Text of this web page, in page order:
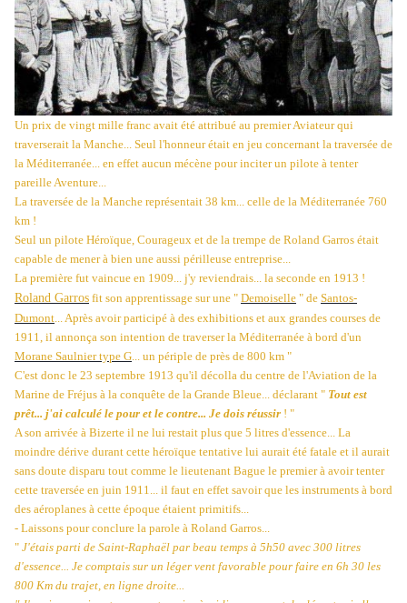
Un prix de vingt mille franc avait été attribué au premier Aviateur qui
traverserait la Manche... Seul l'honneur était en jeu concernant la traversée de
la Méditerranée... en effet aucun mécène pour inciter un pilote à tenter
pareille Aventure...
La traversée de la Manche représentait 38 km... celle de la Méditerranée 760
km !
Seul un pilote Héroïque, Courageux et de la trempe de Roland Garros était
capable de mener à bien une aussi périlleuse entreprise...
La première fut vaincue en 1909... j'y reviendrais... la seconde en 1913 !
Roland Garros fit son apprentissage sur une " Demoiselle " de Santos-
Dumont ... Après avoir participé à des exhibitions et aux grandes courses de
1911, il annonça son intention de traverser la Méditerranée à bord d'un
Morane Saulnier type G ... un périple de près de 800 km "
C'est donc le 23 septembre 1913 qu'il décolla du centre de l'Aviation de la
Marine de Fréjus à la conquête de la Grande Bleue... déclarant " Tout est
prêt... j'ai calculé le pour et le contre... Je dois réussir ! "
A son arrivée à Bizerte il ne lui restait plus que 5 litres d'essence... La
moindre dérive durant cette héroïque tentative lui aurait été fatale et il aurait
sans doute disparu tout comme le lieutenant Bague le premier à avoir tenter
cette traversée en juin 1911... il faut en effet savoir que les instruments à bord
des aéroplanes à cette époque étaient primitifs...
- Laissons pour conclure la parole à Roland Garros...
" J'étais parti de Saint-Raphaël par beau temps à 5h50 avec 300 litres
d'essence... Je comptais sur un léger vent favorable pour faire en 6h 30 les
800 Km du trajet, en ligne droite...